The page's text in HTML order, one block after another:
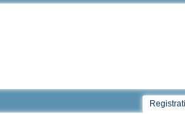
Registrati